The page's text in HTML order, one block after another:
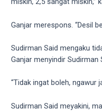
Ganjar merespons. “Desil
Sudirman Said mengaku
Ganjar menyindir Sudirman
“Tidak ingat boleh, ngawur
Sudirman Said meyakini,